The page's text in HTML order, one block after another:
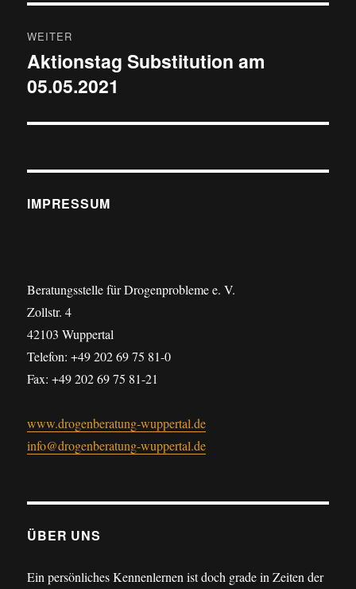
WEITER
Nächster
Beitrag:
Aktionstag Substitution am
05.05.2021
IMPRESSUM
Beratungsstelle für Drogenprobleme e. V.
Zollstr. 4
42103 Wuppertal
Telefon: +49 202 69 75 81-0
Fax: +49 202 69 75 81-21
www.drogenberatung-wuppertal.de
info@drogenberatung-wuppertal.de
ÜBER UNS
Ein persönliches Kennenlernen ist doch grade in Zeiten der